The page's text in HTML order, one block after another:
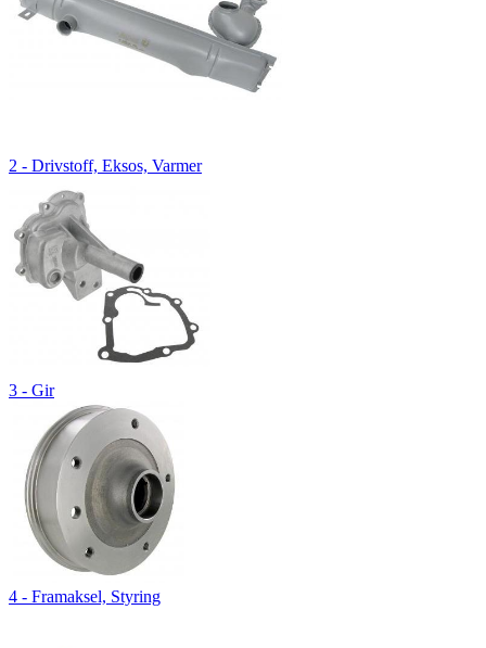
2 - Drivstoff, Eksos, Varmer
3 - Gir
4 - Framaksel, Styring